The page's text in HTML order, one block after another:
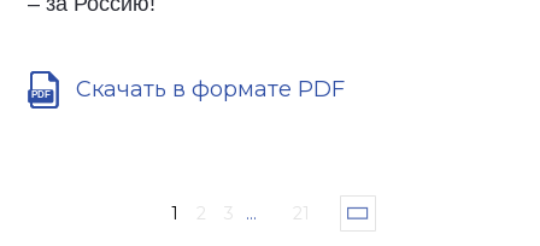
Скачать в формате PDF
1 2 3 ... 21